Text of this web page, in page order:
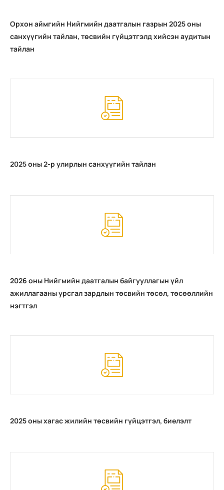
Орхон аймгийн Нийгмийн даатгалын газрын 2025 оны
санхүүгийн тайлан, төсвийн гүйцэтгэлд хийсэн аудитын
тайлан
2025 оны 2-р улирлын санхүүгийн тайлан
2026 оны Нийгмийн даатгалын байгууллагын үйл
ажиллагааны урсгал зардлын төсвийн төсөл, төсөөллийн
нэгтгэл
2025 оны хагас жилийн төсвийн гүйцэтгэл, биелэлт